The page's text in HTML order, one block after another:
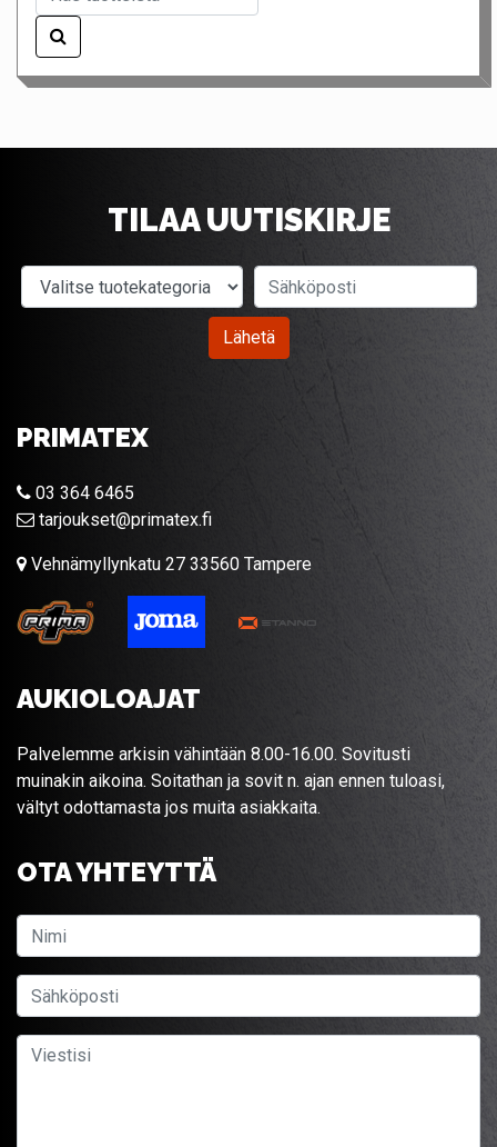
TILAA UUTISKIRJE
Valitse tuotekategoria
Lähetä
PRIMATEX
03 364 6465
tarjoukset@primatex.fi
Vehnämyllynkatu 27 33560 Tampere
AUKIOLOAJAT
Palvelemme arkisin vähintään 8.00-16.00. Sovitusti
muinakin aikoina. Soitathan ja sovit n. ajan ennen tuloasi,
vältyt odottamasta jos muita asiakkaita.
OTA YHTEYTTÄ